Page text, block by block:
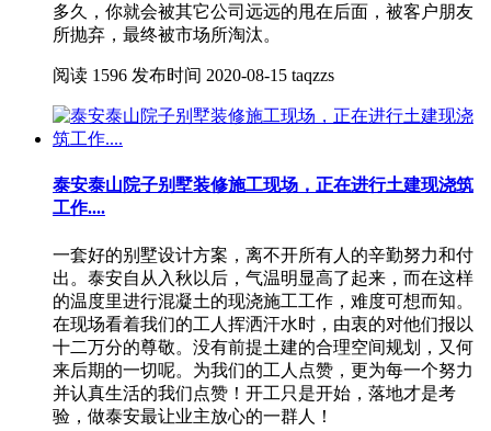
多久，你就会被其它公司远远的甩在后面，被客户朋友
所抛弃，最终被市场所淘汰。
阅读 1596 发布时间 2020-08-15 taqzzs
泰安泰山院子别墅装修施工现场，正在进行土建现浇筑
工作....
一套好的别墅设计方案，离不开所有人的辛勤努力和付
出。泰安自从入秋以后，气温明显高了起来，而在这样
的温度里进行混凝土的现浇施工工作，难度可想而知。
在现场看着我们的工人挥洒汗水时，由衷的对他们报以
十二万分的尊敬。没有前提土建的合理空间规划，又何
来后期的一切呢。为我们的工人点赞，更为每一个努力
并认真生活的我们点赞！开工只是开始，落地才是考
验，做泰安最让业主放心的一群人！